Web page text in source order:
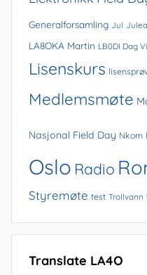
Generalforsamling Jul
LA8OKA Martin LB0DI Dag
Lisenskurs
Medlemsmøte
Nasjonal Field Day Nkom
Oslo Radio
Styremøte test Trollvann
Translate LA4O